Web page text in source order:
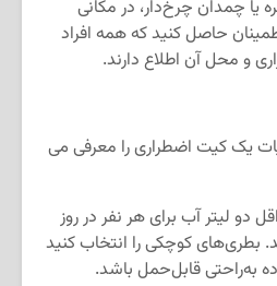
یا چمدان چرخ‌دار، در مکانی
حاصل کنید که همه افراد
و محل آن اطلاع دارند.
یک کیت اضطراری را معرفی می
دو لیتر آب برای هر نفر در روز
بطری‌های کوچکی را انتخاب کنید
به‌راحتی قابل‌حمل باشد.